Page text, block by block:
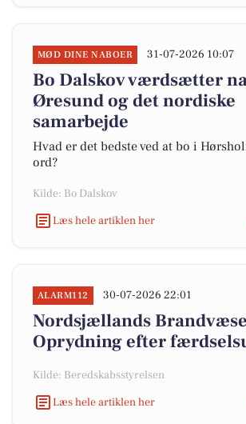
MØD DINE NABOER 31-07-2026 10:07
Bo Dalskov værdsætter
Øresund og det nordiske
samarbejde
Hvad er det bedste ved at bo i
ord?
Kilde: Bo Dalskov
Læs hele artiklen her
ALARM112 30-07-2026 22:01
Nordsjællands
Oprydning efter
Kilde: Beredskabsstyrelsen
Læs hele artiklen her